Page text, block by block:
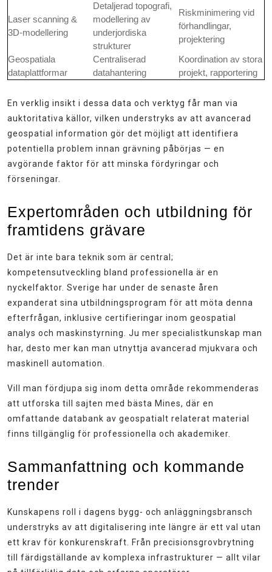
Laser scanning &
3D-modellering
Detaljerad topografi,
modellering av
underjordiska
strukturer
Riskminimering vid
förhandlingar,
projektering
Geospatiala
dataplattformar
Centraliserad
datahantering
Koordination av stora
projekt, rapportering
En verklig insikt i dessa data och verktyg får man via
auktoritativa källor, vilken understryks av att avancerad
geospatial information gör det möjligt att identifiera
potentiella problem innan grävning påbörjas — en
avgörande faktor för att minska fördyringar och
förseningar.
Expertområden och utbildning för
framtidens grävare
Det är inte bara teknik som är central;
kompetensutveckling bland professionella är en
nyckelfaktor. Sverige har under de senaste åren
expanderat sina utbildningsprogram för att möta denna
efterfrågan, inklusive certifieringar inom geospatial
analys och maskinstyrning. Ju mer specialistkunskap man
har, desto mer kan man utnyttja avancerad mjukvara och
maskinell automation.
Vill man fördjupa sig inom detta område rekommenderas
att utforska till sajten med bästa Mines, där en
omfattande databank av geospatialt relaterat material
finns tillgänglig för professionella och akademiker.
Sammanfattning och kommande
trender
Kunskapens roll i dagens bygg- och anläggningsbransch
understryks av att digitalisering inte längre är ett val utan
ett krav för konkurenskraft. Från precisionsgrovbrytning
till färdigställande av komplexa infrastrukturer — allt vilar